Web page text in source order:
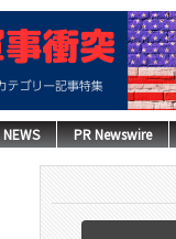
NEWS PR Newswire